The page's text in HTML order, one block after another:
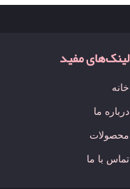
لینک‌های مفید
خانه
درباره ما
محصولات
تماس با ما